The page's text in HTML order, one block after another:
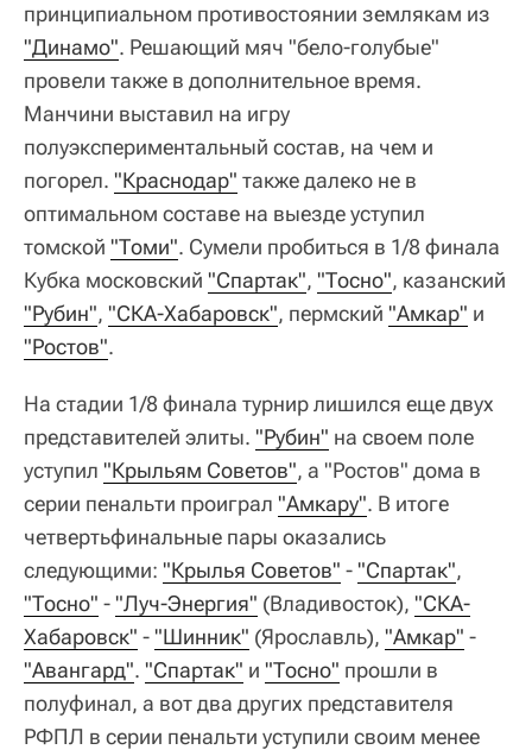
принципиальном противостоянии землякам из
"Динамо". Решающий мяч "бело-голубые"
провели также в дополнительное время.
Манчини выставил на игру
полуэкспериментальный состав, на чем и
погорел. "Краснодар" также далеко не в
оптимальном составе на выезде уступил
томской "Томи". Сумели пробиться в 1/8 финала
Кубка московский "Спартак", "Тосно", казанский
"Рубин", "СКА-Хабаровск", пермский "Амкар" и
"Ростов".
На стадии 1/8 финала турнир лишился еще двух
представителей элиты. "Рубин" на своем поле
уступил "Крыльям Советов", а "Ростов" дома в
серии пенальти проиграл "Амкару". В итоге
четвертьфинальные пары оказались
следующими: "Крылья Советов" -"Спартак",
"Тосно" -"Луч-Энергия" (Владивосток), "СКА-
Хабаровск" -"Шинник" (Ярославль), "Амкар" -
"Авангард". "Спартак" и "Тосно" прошли в
полуфинал, а вот два других представителя
РФПЛ в серии пенальти уступили своим менее